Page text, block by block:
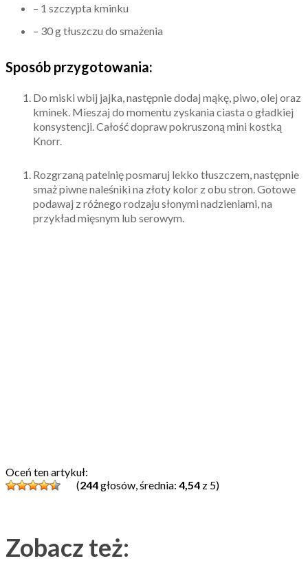
– 1 szczypta kminku
– 30 g tłuszczu do smażenia
Sposób przygotowania:
Do miski wbij jajka, następnie dodaj mąkę, piwo, olej oraz
kminek. Mieszaj do momentu zyskania ciasta o gładkiej
konsystencji. Całość dopraw pokruszoną mini kostką
Knorr.
Rozgrzaną patelnię posmaruj lekko tłuszczem, następnie
smaż piwne naleśniki na złoty kolor z obu stron. Gotowe
podawaj z różnego rodzaju słonymi nadzieniami, na
przykład mięsnym lub serowym.
Oceń ten artykuł:
(244głosów, średnia: 4,54 z 5)
Zobacz też: